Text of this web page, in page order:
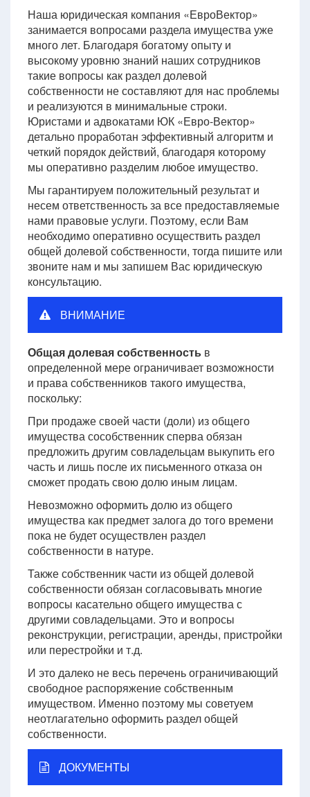
Наша юридическая компания «ЕвроВектор»
занимается вопросами раздела имущества уже
много лет. Благодаря богатому опыту и
высокому уровню знаний наших сотрудников
такие вопросы как раздел долевой
собственности не составляют для нас проблемы
и реализуются в минимальные строки.
Юристами и адвокатами ЮК «Евро-Вектор»
детально проработан эффективный алгоритм и
четкий порядок действий, благодаря которому
мы оперативно разделим любое имущество.
Мы гарантируем положительный результат и
несем ответственность за все предоставляемые
нами правовые услуги. Поэтому, если Вам
необходимо оперативно осуществить раздел
общей долевой собственности, тогда пишите или
звоните нам и мы запишем Вас юридическую
консультацию.
ВНИМАНИЕ
Общая долевая собственность в
определенной мере ограничивает возможности
и права собственников такого имущества,
поскольку:
При продаже своей части (доли) из общего
имущества сособственник сперва обязан
предложить другим совладельцам выкупить его
часть и лишь после их письменного отказа он
сможет продать свою долю иным лицам.
Невозможно оформить долю из общего
имущества как предмет залога до того времени
пока не будет осуществлен раздел
собственности в натуре.
Также собственник части из общей долевой
собственности обязан согласовывать многие
вопросы касательно общего имущества с
другими совладельцами. Это и вопросы
реконструкции, регистрации, аренды, пристройки
или перестройки и т.д.
И это далеко не весь перечень ограничивающий
свободное распоряжение собственным
имуществом. Именно поэтому мы советуем
неотлагательно оформить раздел общей
собственности.
ДОКУМЕНТЫ